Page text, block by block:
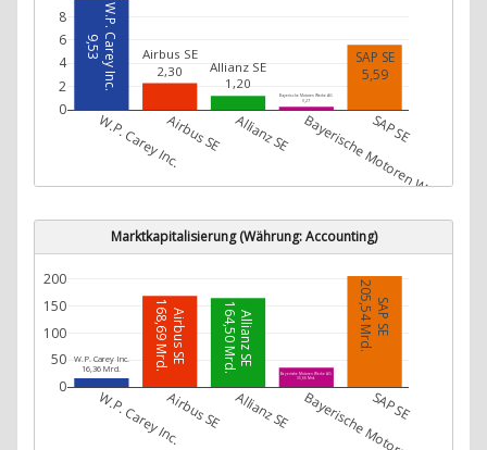
W.P. Carey Inc.
9,53 Airbus SE
2,30 Allianz SE
1,20
Bayerische Motoren Werke AG
0,27
SAP SE
5,59
W.P. Carey Inc.Airbus SE Allianz SE Bayerische Motoren Werke AG
SAP SE
0
2
4
6
8
Marktkapitalisierung (Währung: Accounting)
W.P. Carey Inc.
16,36 Mrd.
Airbus SE
168,69 Mrd. Allianz SE
164,50 Mrd.
Bayerische Motoren Werke AG
35,66 Mrd.
SAP SE
205,54 Mrd.
W.P. Carey Inc.Airbus SE Allianz SE SAP SE
0
50
100
150
200